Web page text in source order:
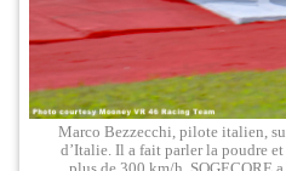
Marco Bezzecchi, pilote italien,
d’Italie. Il a fait parler la poudre et